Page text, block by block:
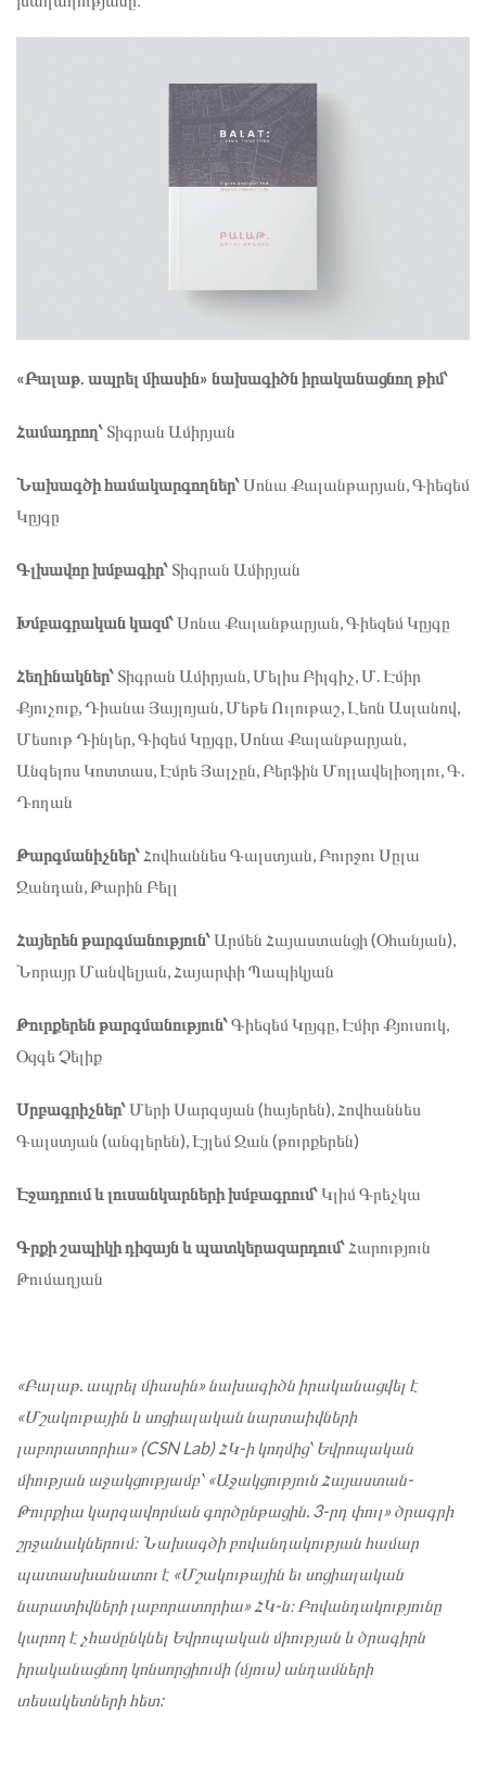
«Բալաթ. ապրել միասին» նախագիծն իրականացնող թիմ՝
Համադրող՝ Տիգրան Ամիրյան
Նախագծի համակարգողներ՝Սոնա Քալանթարյան, Գիեզեմ
Կըյգը
Գլխավոր խմբագիր՝ Տիգրան Ամիրյան
Խմբագրական կազմ՝Սոնա Քալանթարյան, Գիեզեմ Կըյգը
Հեղինակներ՝ Տիգրան Ամիրյան, Մելիս Բիլգիչ, Մ. Էմիր
Քյուչուք, Դիանա Յայլոյան, Մեթե Ուլութաշ, Լեոն Ասլանով,
Մեսութ Դինլեր, Գիզեմ Կըյգը, Սոնա Քալանթարյան,
Անգելոս Կոտտաս, Էմրե Յալչըն, Բերֆին Մոլլավելիօղլու, Գ.
Դողան
Թարգմանիչներ՝ Հովհաննես Գալստյան, Բուրջու Սըլա
Ջանդան, Թարին Բելլ
Հայերեն թարգմանություն՝Արմեն Հայաստանցի (Օհանյան),
Նորայր Մանվելյան, Հայարփի Պապիկյան
Թուրքերեն թարգմանություն՝Գիեզեմ Կըյգը, Էմիր Քյուսուկ,
Օզգե Չելիք
Սրբագրիչներ՝Մերի Սարգսյան (հայերեն), Հովհաննես
Գալստյան (անգլերեն), Էյլեմ Ջան (թուրքերեն)
Էջադրում և լուսանկարների խմբագրում՝Կլիմ Գրեչկա
Գրքի շապիկի դիզայն և պատկերազարդում՝ Հարություն
Թումաղյան
«Բալաթ. ապրել միասին» նախագիծն իրականացվել է
«Մշակութային և սոցիալական նարտաիվների
լաբորատորիա» (CSN Lab) ՀԿ-ի կողմից՝ Եվրոպական
միության աջակցությամբ՝ «Աջակցություն Հայաստան-
Թուրքիա կարգավորման գործընթացին. 3-րդ փուլ» ծրագրի
շրջանակներում։ Նախագծի բովանդակության համար
պատասխանատու է «Մշակութային եւ սոցիալական
նարատիվների լաբորատորիա» ՀԿ-ն։ Բովանդակությունը
կարող է չհամընկնել Եվրոպական միության և ծրագիրն
իրականացնող կոնսորցիումի (մյուս) անդամների
տեսակետների հետ: